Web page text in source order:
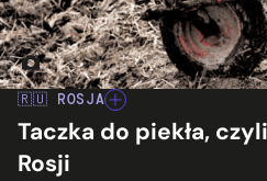
🇷🇺 ROSJA
Taczka do piekła,
Rosji
Źródło: Canva; Ed. KP